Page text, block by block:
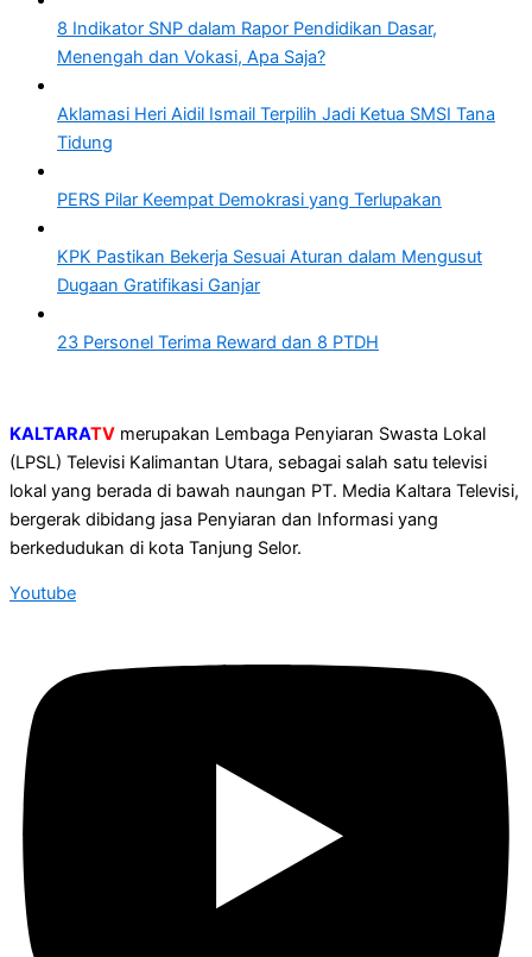
8 Indikator SNP dalam Rapor Pendidikan Dasar,
Menengah dan Vokasi, Apa Saja?
Aklamasi Heri Aidil Ismail Terpilih Jadi Ketua SMSI Tana
Tidung
PERS Pilar Keempat Demokrasi yang Terlupakan
KPK Pastikan Bekerja Sesuai Aturan dalam Mengusut
Dugaan Gratifikasi Ganjar
23 Personel Terima Reward dan 8 PTDH
KALTARATV merupakan Lembaga Penyiaran Swasta Lokal
(LPSL) Televisi Kalimantan Utara, sebagai salah satu televisi
lokal yang berada di bawah naungan PT. Media Kaltara Televisi,
bergerak dibidang jasa Penyiaran dan Informasi yang
berkedudukan di kota Tanjung Selor.
Youtube